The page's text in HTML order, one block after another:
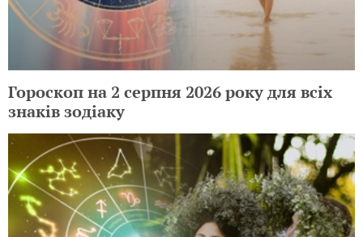
Гороскоп на 2 серпня 2026 року для всіх
знаків зодіаку